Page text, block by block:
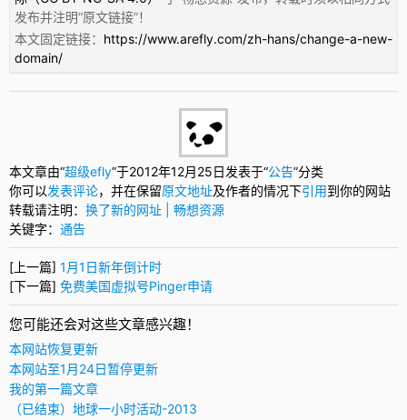
发布并注明“原文链接”！
本文固定链接： https://www.arefly.com/zh-hans/change-a-new-
domain/
本文章由“超级efly”于2012年12月25日发表于“公告”分类
你可以发表评论，并在保留原文地址及作者的情况下引用到你的网站
转载请注明： 换了新的网址 | 畅想资源
关键字： 通告
[上一篇] 1月1日新年倒计时
[下一篇] 免费美国虚拟号Pinger申请
您可能还会对这些文章感兴趣！
本网站恢复更新
本网站至1月24日暂停更新
我的第一篇文章
（已结束）地球一小时活动-2013